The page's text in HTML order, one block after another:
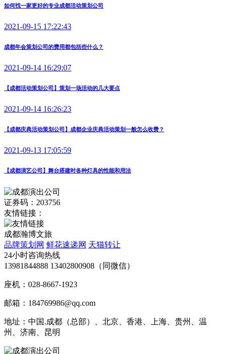
如何找一家更好的专业成都活动策划公司
2021-09-15 17:22:43
成都年会策划公司的费用都包括些什么？
2021-09-14 16:29:07
【成都活动策划公司】策划一场活动的几大要点
2021-09-14 16:26:23
【成都庆典活动策划公司】成都企业庆典活动策划一般怎么收费？
2021-09-13 17:05:59
【成都演艺公司】舞台搭建时各种灯具的性能和用法
证券码：203756
友情链接：
成都瀚博文旅
品牌策划网 鲜花速递网 天猫转让
24小时咨询热线
13981844888 13402800908（同微信）
座机：028-8667-1923
邮箱：184769986@qq.com
地址：中国.成都（总部）、北京、香港、上海、贵州、温
州、济南、昆明